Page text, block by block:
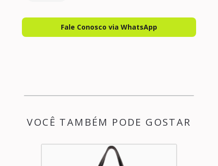
Fale Conosco via WhatsApp
VOCÊ TAMBÉM PODE GOSTAR